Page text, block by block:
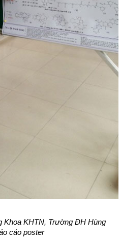
Khoa KHTN, Trường ĐH Hùng
cáo poster